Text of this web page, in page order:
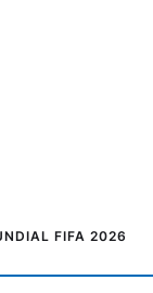
FIFA 2026